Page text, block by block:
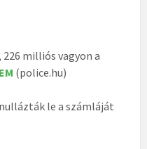
milliós vagyon a
(police.hu)
le a számláját